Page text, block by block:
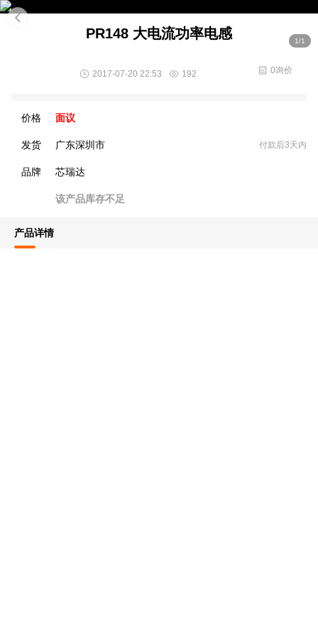
1/1
PR148 大电流功率电感
2017-07-20 22:53 192 0询价
价格 面议
发货 广东深圳市 付款后3天内
品牌 芯瑞达
该产品库存不足
产品详情